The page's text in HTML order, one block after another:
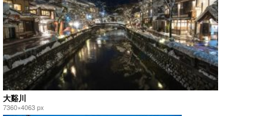
大谿川
7360×4063 px